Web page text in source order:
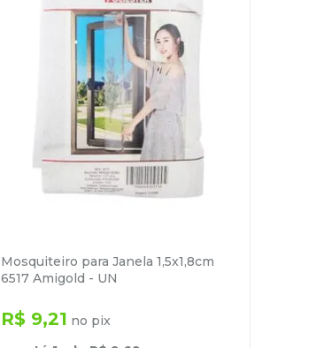
Mosquiteiro para Janela 1,5x1,8cm
6517 Amigold - UN
R$ 9,21 no pix